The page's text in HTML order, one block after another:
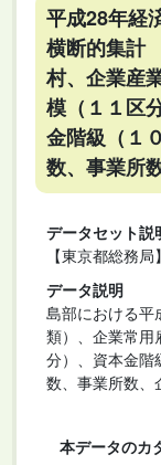
平成28年経
横断的集計
村、企業産
模（１１区
金階級（１
数、事業所
データセット説
【東京都総務局】
データ説明
島部における平
類）、企業常用
分）、資本金階
数、事業所数、
本データのカ